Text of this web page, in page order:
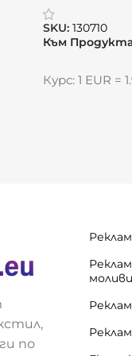
SKU: 130710
Към
Курс: 1 EUR =
по
моливи